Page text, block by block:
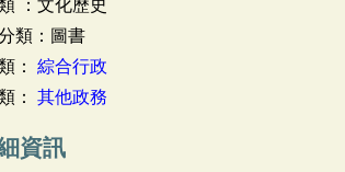
：文化歷史
類：圖書
： 綜合行政
： 其他政務
資訊